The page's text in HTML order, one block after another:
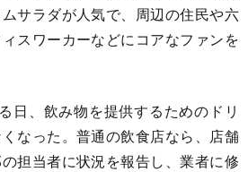
サラダが人気で、周辺の住民や六
スワーカーなどにコアなファンを
日、飲み物を提供するためのドリ
なった。普通の飲食店なら、店舗
担当者に状況を報告し、業者に修